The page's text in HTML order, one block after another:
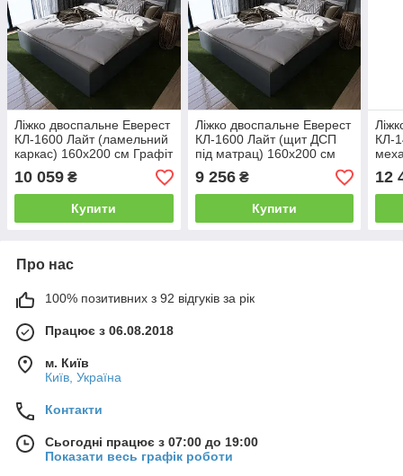
Ліжко двоспальне Еверест
КЛ-1600 Лайт (ламельний
каркас) 160х200 см Графіт
(DTM-4901)
10 059 ₴
Купити
Ліжко двоспальне Еверест
КЛ-1600 Лайт (щит ДСП
під матрац) 160х200 см
Графіт (DTM-4903)
9 256₴
Купити
КЛ-
12
Про нас
100% позитивних з 92 відгуків за рік
Працює з 06.08.2018
м. Київ
Київ, Україна
Контакти
Сьогодні працює з 07:00 до 19:00
Показати весь графік роботи